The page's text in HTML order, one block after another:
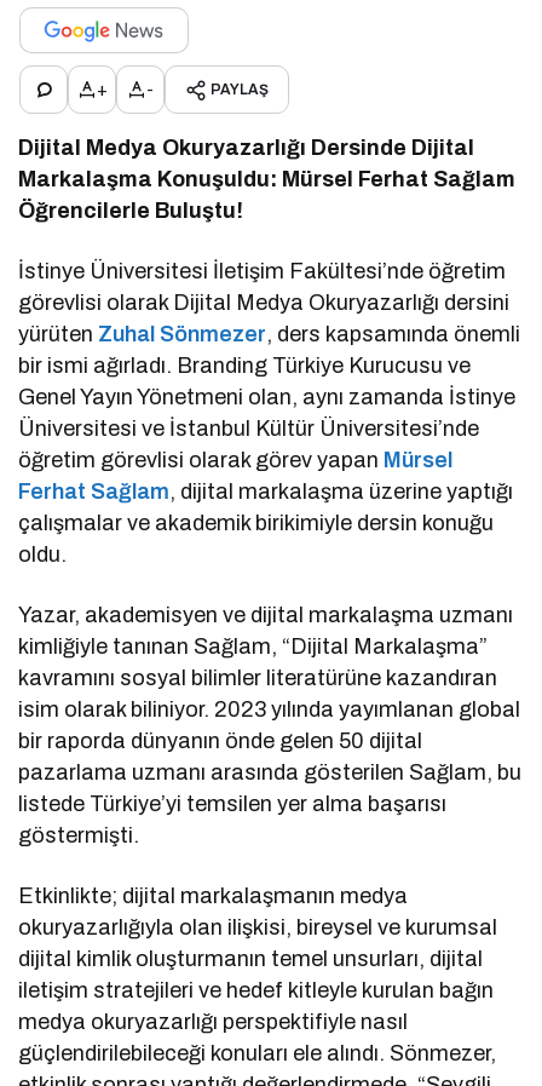
+ - PAYLAŞ
Dijital Medya Okuryazarlığı Dersinde Dijital
Markalaşma Konuşuldu: Mürsel Ferhat Sağlam
Öğrencilerle Buluştu!
İstinye Üniversitesi İletişim Fakültesi’nde öğretim
görevlisi olarak Dijital Medya Okuryazarlığı dersini
yürüten Zuhal Sönmezer, ders kapsamında önemli
bir ismi ağırladı. Branding Türkiye Kurucusu ve
Genel Yayın Yönetmeni olan, aynı zamanda İstinye
Üniversitesi ve İstanbul Kültür Üniversitesi’nde
öğretim görevlisi olarak görev yapan Mürsel
Ferhat Sağlam, dijital markalaşma üzerine yaptığı
çalışmalar ve akademik birikimiyle dersin konuğu
oldu.
Yazar, akademisyen ve dijital markalaşma uzmanı
kimliğiyle tanınan Sağlam, “Dijital Markalaşma”
kavramını sosyal bilimler literatürüne kazandıran
isim olarak biliniyor. 2023 yılında yayımlanan global
bir raporda dünyanın önde gelen 50 dijital
pazarlama uzmanı arasında gösterilen Sağlam, bu
listede Türkiye’yi temsilen yer alma başarısı
göstermişti.
Etkinlikte; dijital markalaşmanın medya
okuryazarlığıyla olan ilişkisi, bireysel ve kurumsal
dijital kimlik oluşturmanın temel unsurları, dijital
iletişim stratejileri ve hedef kitleyle kurulan bağın
medya okuryazarlığı perspektifiyle nasıl
güçlendirilebileceği konuları ele alındı. Sönmezer,